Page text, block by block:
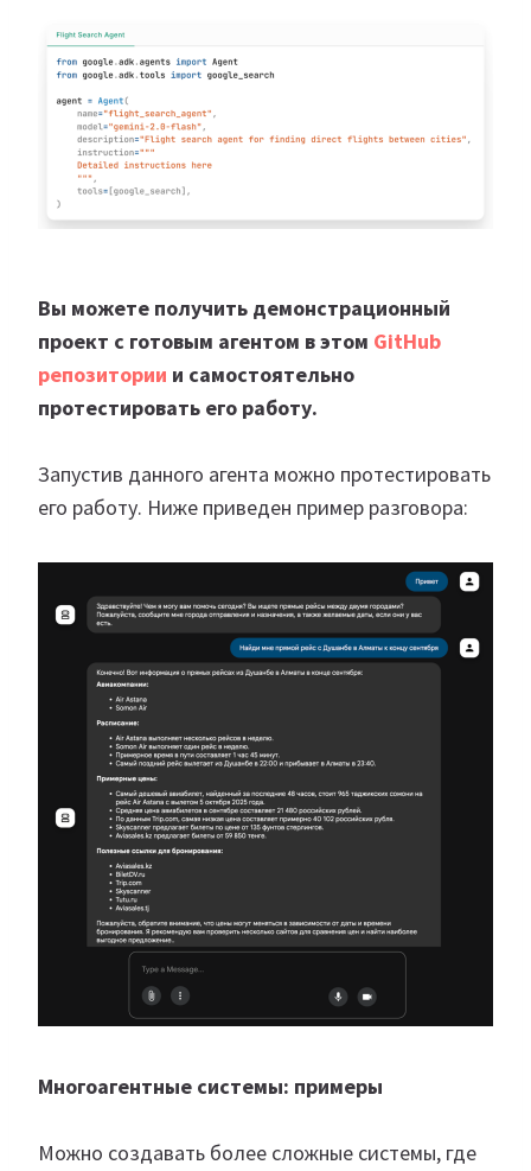
Вы можете получить демонстрационный
проект с готовым агентом в этом GitHub
репозитории и самостоятельно
протестировать его работу.
Запустив данного агента можно протестировать
его работу. Ниже приведен пример разговора:
Многоагентные системы: примеры
Можно создавать более сложные системы, где